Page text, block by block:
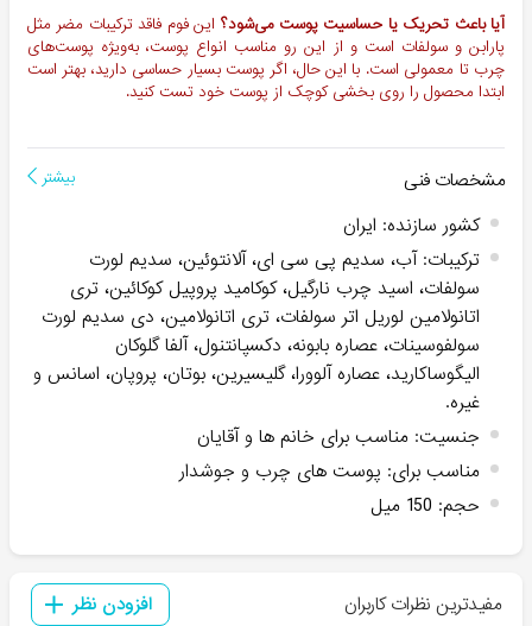
آیا باعث تحریک یا حساسیت پوست می‌شود؟ این فوم فاقد ترکیبات مضر مثل
پارابن و سولفات است و از این رو مناسب انواع پوست، به‌ویژه پوست‌های
چرب تا معمولی است. با این حال، اگر پوست بسیار حساسی دارید، بهتر است
ابتدا محصول را روی بخشی کوچک از پوست خود تست کنید.
مشخصات فنی بیشتر
کشور سازنده: ایران
ترکیبات:آب، سدیم پی سی ای، آلانتوئین، سدیم لورت
سولفات، اسید چرب نارگیل، کوکامید پروپیل کوکائین، تری
اتانولامین لوریل اتر سولفات، تری اتانولامین، دی سدیم لورت
سولفوسینات، عصاره بابونه، دکسپانتنول، آلفا گلوکان
الیگوساکارید، عصاره آلوورا، گلیسیرین، بوتان، پروپان، اسانس و
غیره.
جنسیت: مناسب برای خانم ها و آقایان
مناسب برای: پوست های چرب و جوشدار
حجم: 150 میل
مفیدترین نظرات کاربران افزودن نظر